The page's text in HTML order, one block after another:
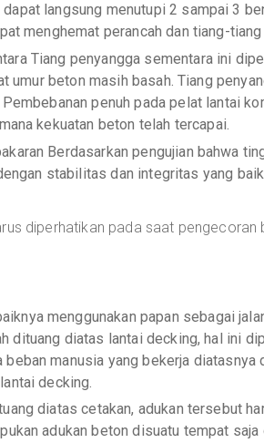
langsung menutupi 2 sampai 3
menghemat perancah dan tiang-tiang
Tiang penyangga sementara ini
umur beton masih basah. Tiang
penuh pada pelat lantai
kekuatan beton telah tercapai.
Berdasarkan pengujian bahwa
stabilitas dan integritas yang
diperhatikan pada saat
menggunakan papan sebagai
dituang diatas lantai decking, hal ini
manusia yang bekerja diatasnya
decking.
diatas cetakan, adukan tersebut
adukan beton disuatu tempat